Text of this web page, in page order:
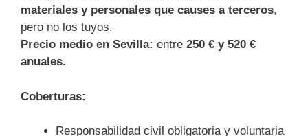
materiales y personales que causes a terceros,
pero no los tuyos.
Precio medio en Sevilla: entre 250 € y 520 €
anuales.
Coberturas:
Responsabilidad civil obligatoria y voluntaria